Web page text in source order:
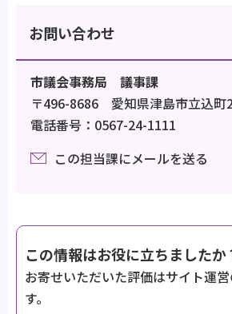
お問い合わせ
市議会事務局 議事課
〒496-8686 愛知県津島市立込町
電話番号：0567-24-1111
この担当課にメールを送る
この情報はお役に立ちましたか
お寄せいただいた評価はサイト運
す。